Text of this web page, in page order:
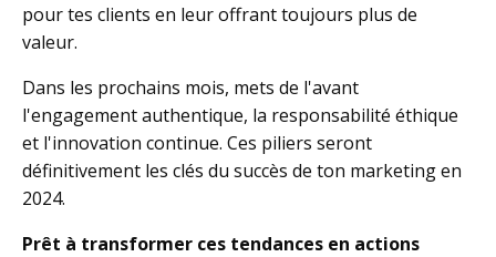
pour tes clients en leur offrant toujours plus de
valeur.
Dans les prochains mois, mets de l'avant
l'engagement authentique, la responsabilité éthique
et l'innovation continue. Ces piliers seront
définitivement les clés du succès de ton marketing en
2024.
Prêt à transformer ces tendances en actions